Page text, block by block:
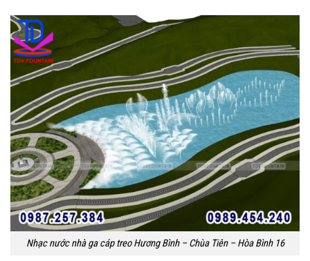
Nhạc nước nhà ga cáp treo Hương Bình – Chùa Tiên – Hòa Bình 16